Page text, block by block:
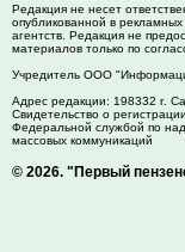
Редакция не несет
опубликованной в
агентств. Редакция не
материалов только по
Учредитель ООО
Адрес редакции: 198332 г.
Свидетельство о
Федеральной службой по
массовых коммуникаций
© 2026. "Первый